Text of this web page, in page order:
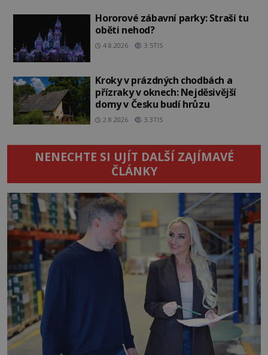
Hororové zábavní parky: Straší tu
oběti nehod?
4.8.2026 3.5TIS
Kroky v prázdných chodbách a
přízraky v oknech: Nejděsivější
domy v Česku budí hrůzu
2.8.2026 3.3TIS
NENECHTE SI UJÍT DALŠÍ ZAJÍMAVÉ
ČLÁNKY